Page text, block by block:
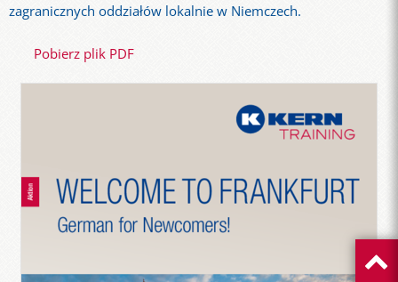
zagranicznych oddziałów lokalnie w Niemczech.
Pobierz plik PDF